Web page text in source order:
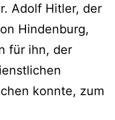
Adolf Hitler, der
Hindenburg,
für ihn, der
konnte, zum